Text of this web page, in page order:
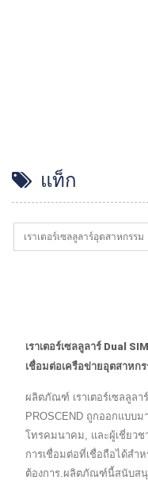
แท็ก
เราเตอร์เซลลูลาร์อุตสาหกรรม
เราเตอร์เซลลูลาร์ Dual
เชื่อมต่อเครือข่ายอุตสาหก
ผลิตภัณฑ์ เราเตอร์เซลลูลา
PROSCEND ถูกออกแบบ
โทรคมนาคม, และผู้เชี่ยวช
การเชื่อมต่อที่เชื่อถือได้สำ
ต้องการ.ผลิตภัณฑ์นี้สนับสนุ